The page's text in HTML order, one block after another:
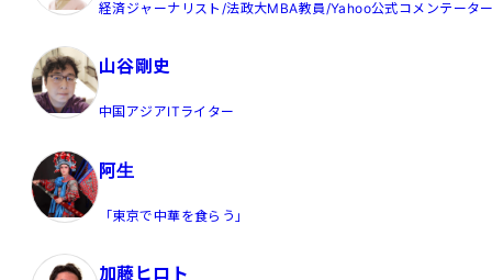
経済ジャーナリスト/法政大MBA教員/Yahoo公式コメンテータ
山谷剛史
中国アジアITライター
阿生
「東京で中華を食らう」
加藤ヒロト